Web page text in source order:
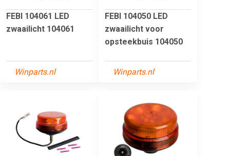
FEBI 104061 LED
zwaailicht 104061
Winparts.nl
FEBI 104050 LED
zwaailicht voor
opsteekbuis 104050
Winparts.nl